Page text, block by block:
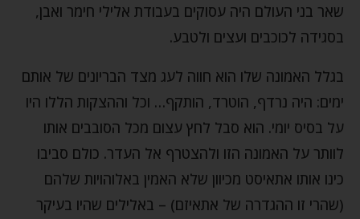
שאר בני העולם היה עסוקים בעבודת אלילי חימר ואבן,
בסגידה לכוכבים ועצים ולטבע.
בגלל האמונה שלו הוא חווה לעג מצד הבריונים של אותם
ימים: היה נרדף, הוטרד, הותקף… וכל וההצקות הללו היו
על בסיס יומי. הוא סבל לחץ עצום מכל הסובבים אותו
לוותר על האמונה הזו ולהצטרף אל העדר. כולם סביבו
כינו אותו אתאיסט מכיוון שלא האמין באלוהויות שלהם
(שהרי זו ההגדרה של אתאיזם) – באלילים שהיו בעיקר